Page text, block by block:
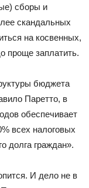
сборы и
скандальных
на косвенных,
проще заплатить.
бюджета
Паретто, в
обеспечивает
всех налоговых
долга граждан».
И дело не в